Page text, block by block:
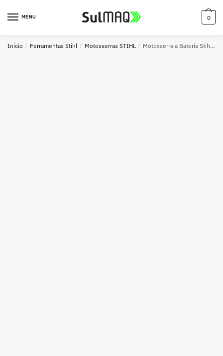
MENU 0
Início / Ferramentas Stihl / Motosserras STIHL / Motosserra à Bateria Stihl MSA 60 C-B 1/4″P